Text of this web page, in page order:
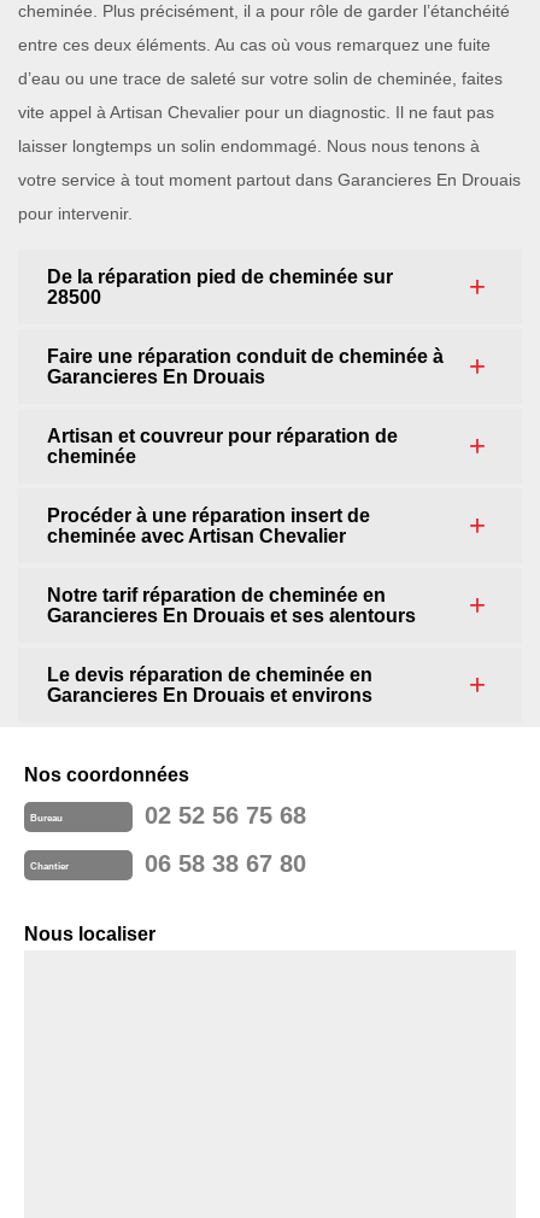
cheminée. Plus précisément, il a pour rôle de garder l’étanchéité
entre ces deux éléments. Au cas où vous remarquez une fuite
d’eau ou une trace de saleté sur votre solin de cheminée, faites
vite appel à Artisan Chevalier pour un diagnostic. Il ne faut pas
laisser longtemps un solin endommagé. Nous nous tenons à
votre service à tout moment partout dans Garancieres En Drouais
pour intervenir.
De la réparation pied de cheminée sur
28500
Faire une réparation conduit de cheminée à
Garancieres En Drouais
Artisan et couvreur pour réparation de
cheminée
Procéder à une réparation insert de
cheminée avec Artisan Chevalier
Notre tarif réparation de cheminée en
Garancieres En Drouais et ses alentours
Le devis réparation de cheminée en
Garancieres En Drouais et environs
Nos coordonnées
Bureau 02 52 56 75 68
Chantier 06 58 38 67 80
Nous localiser